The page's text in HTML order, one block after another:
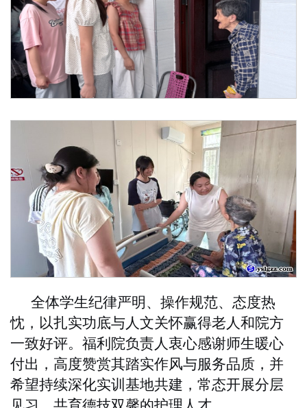
全体学生纪律严明、操作规范、态度热
忱，以扎实功底与人文关怀赢得老人和院方
一致好评。福利院负责人衷心感谢师生暖心
付出，高度赞赏其踏实作风与服务品质，并
希望持续深化实训基地共建，常态开展分层